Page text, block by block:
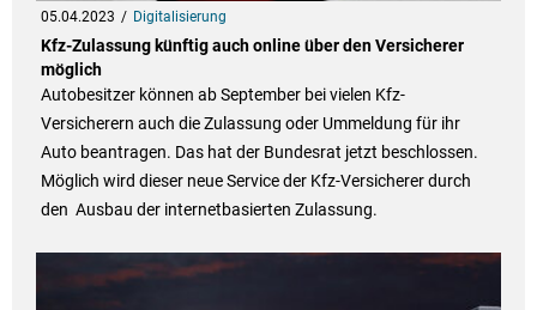
05.04.2023 Digitalisierung
Kfz-Zulassung künftig auch online über den Versicherer
möglich
Autobesitzer können ab September bei vielen Kfz-
Versicherern auch die Zulassung oder Ummeldung für ihr
Auto beantragen. Das hat der Bundesrat jetzt beschlossen.
Möglich wird dieser neue Service der Kfz-Versicherer durch
den Ausbau der internetbasierten Zulassung.